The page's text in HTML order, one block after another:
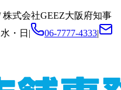
株式会社GEEZ大阪府知事
水・日 | 06-7777-4333|